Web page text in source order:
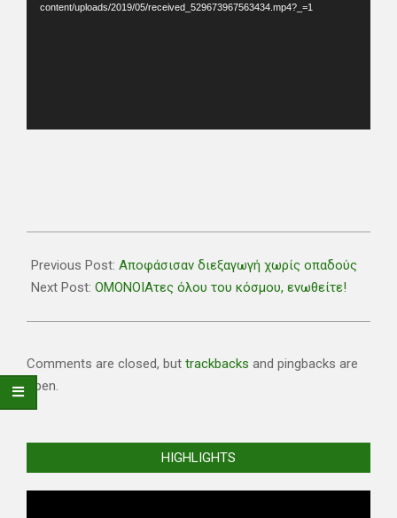
content/uploads/2019/05/received_529673967563434.mp4?_=1
05-
15
Previous Post: Αποφάσισαν διεξαγωγή χωρίς οπαδούς
Next Post: ΟΜΟΝΟΙΑτες όλου του κόσμου, ενωθείτε!
Comments are closed, but trackbacks and pingbacks are
open.
HIGHLIGHTS